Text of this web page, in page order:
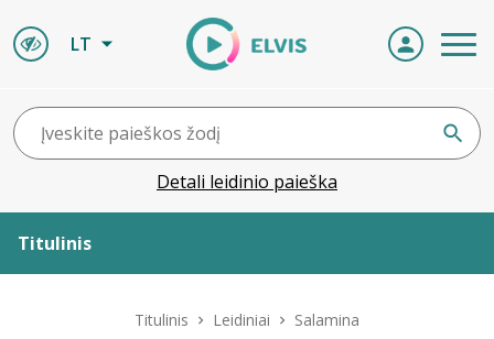
LT
Detali leidinio paieška
Titulinis
Titulinis Leidiniai Salamina